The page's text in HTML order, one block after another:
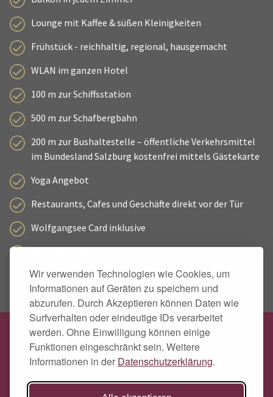
Wir verwenden Technologien wie Cookies, um
Informationen auf Geräten zu speichern und
abzurufen. Durch Akzeptieren können Daten wie
Surfverhalten oder eindeutige IDs verarbeitet
werden. Ohne Einwilligung können einige
Funktionen eingeschränkt sein. Weitere
Informationen in der Datenschutzerklärung.
Lounge mit Kaffee & süßen Kleinigkeiten
Frühstück - reichhaltig, regional, hausgemacht
WLAN im ganzen Hotel
100 m zur Schiffsstation
500 m zur Schafbergbahn
200 m zur Bushaltestelle – öffentliche Verkehrsmittel
im Bundesland Salzburg kostenfrei mittels Gästekarte
Yoga Angebot
Restaurants, Cafes und Geschäfte direkt vor der Tür
Wolfgangsee Card inklusive
Radverleih vor Ort
Absperrbarer Fahrradraum mit Lademöglichkeit für E-
Bikes
Hotel Zimmerbräu
Familie Pöllmann
Markt 89
A 5360 St. Wolfgang